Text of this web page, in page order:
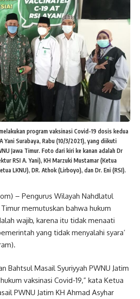
program vaksinasi Covid-19 dosis kedua
Yani Surabaya, Rabu (10/3/2021), yang diikuti
Jawa Timur. Foto dari kiri ke kanan adalah Dr
RSI A. Yani), KH Marzuki Mustamar (Ketua
LKNU), DR. Athok (Lirboyo), dan Dr. Eni (RSI).
– Pengurus Wilayah Nahdlatul
memutuskan bahwa hukum
wajib, karena itu tidak menaati
yang tidak menyalahi syara’
Bahtsul Masail Syuriyyah PWNU Jatim
vaksinasi Covid-19,” kata Ketua
PWNU Jatim KH Ahmad Asyhar